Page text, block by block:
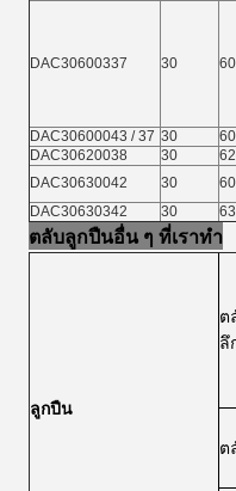
DAC30600337 30
DAC30600043 / 37 30 60
DAC30620038
30 62
DAC30630042
30 60
DAC30630342
30
ตลับลูกปืนอื่น ๆ ที่เราทำ
ลูกปืน
ต
ลึ
ต